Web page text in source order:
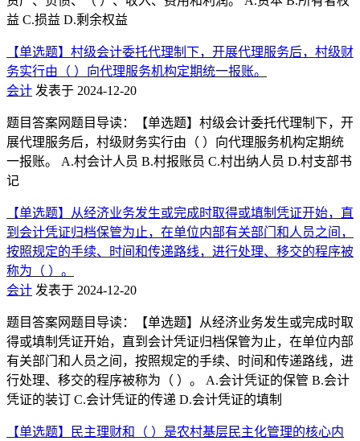
益 C.损益 D.剩余权益
【单选题】村级会计委托代理制下，开展代理服务后，村级财
务实行由（ ）向代理服务机构定期统一报账。
会计 发表于 2024-12-20
题目答案网题目导读：【单选题】村级会计委托代理制下，开
展代理服务后，村级财务实行由（ ）向代理服务机构定期统
一报账。 A.村会计人员 B.村报账员 C.村出纳人员 D.村支部书
记
【单选题】从经济业务发生或完成时取得或填制凭证开始，直
到会计凭证归档保管为止，在单位内部有关部门和人员之间，
按照规定的手续、时间和传递路线，进行处理、移交的程序被
称为（ ）。
会计 发表于 2024-12-20
题目答案网题目导读：【单选题】从经济业务发生或完成时取
得或填制凭证开始，直到会计凭证归档保管为止，在单位内部
有关部门和人员之间，按照规定的手续、时间和传递路线，进
行处理、移交的程序被称为（ ）。 A.会计凭证的保管 B.会计
凭证的装订 C.会计凭证的传递 D.会计凭证的填制
【单选题】民主理财和（ ）是农村基层民主化管理的核心内